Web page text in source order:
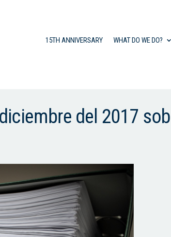
15TH ANNIVERSARY WHAT DO WE DO?
del 2017